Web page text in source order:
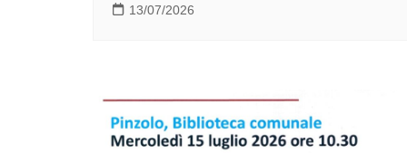
13/07/2026